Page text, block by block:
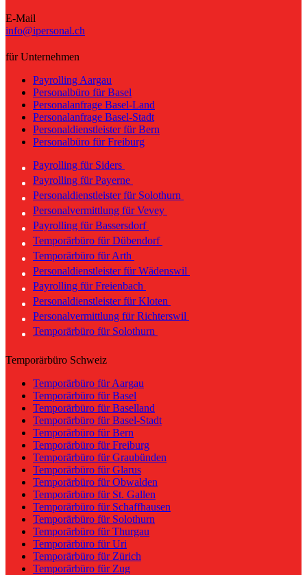
E-Mail
info@ipersonal.ch
für Unternehmen
Payrolling Aargau
Personalbüro für Basel
Personalanfrage Basel-Land
Personalanfrage Basel-Stadt
Personaldienstleister für Bern
Personalbüro für Freiburg
Payrolling für Siders
Payrolling für Payerne
Personaldienstleister für Solothurn
Personalvermittlung für Vevey
Payrolling für Bassersdorf
Temporärbüro für Dübendorf
Temporärbüro für Arth
Personaldienstleister für Wädenswil
Payrolling für Freienbach
Personaldienstleister für Kloten
Personalvermittlung für Richterswil
Temporärbüro für Solothurn
Temporärbüro Schweiz
Temporärbüro für Aargau
Temporärbüro für Basel
Temporärbüro für Baselland
Temporärbüro für Basel-Stadt
Temporärbüro für Bern
Temporärbüro für Freiburg
Temporärbüro für Graubünden
Temporärbüro für Glarus
Temporärbüro für Obwalden
Temporärbüro für St. Gallen
Temporärbüro für Schaffhausen
Temporärbüro für Solothurn
Temporärbüro für Thurgau
Temporärbüro für Uri
Temporärbüro für Zürich
Temporärbüro für Zug